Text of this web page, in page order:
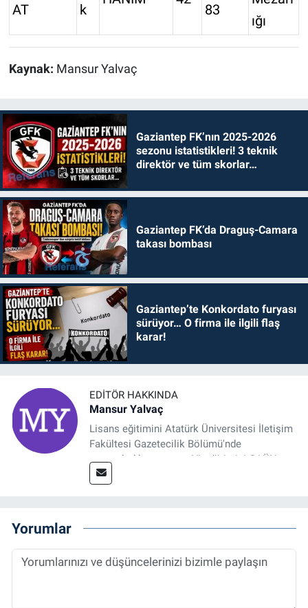
AT k 83
ığı
Kaynak: Mansur Yalvaç
Gaziantep FK’nın 2025-2026
sezonu istatistikleri! 3 teknik
direktör ve tüm skorlar…
Gaziantep FK’da Draguş-Camara
takası bombası
Gaziantep’te Konkordato furyası
sürüyor… O firma ile ilgili flaş
karar!
EDITÖR HAKKINDA
Mansur Yalvaç
Lisans eğitimini Atatürk Üniversitesi İletişim
Fakültesi Gazetecilik Bölümü'nde
tamamladıktan sonra, YL eğitimini GAÜN
Sosyal Bilimler Enstitüsü'nde İletişim ve T. D.
Spor, Sağlık ve Ekonomi Editörü olarak
sürdürmektedir.
Yorumlar